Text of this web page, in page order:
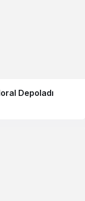
Depoladı